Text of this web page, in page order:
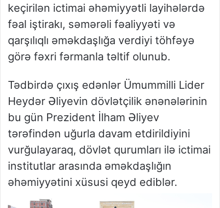
keçirilən ictimai əhəmiyyətli layihələrdə
fəal iştirakı, səmərəli fəaliyyəti və
qarşılıqlı əməkdaşlığa verdiyi töhfəyə
görə fəxri fərmanla təltif olunub.
Tədbirdə çıxış edənlər Ümummilli Lider
Heydər Əliyevin dövlətçilik ənənələrinin
bu gün Prezident İlham Əliyev
tərəfindən uğurla davam etdirildiyini
vurğulayaraq, dövlət qurumları ilə ictimai
institutlar arasında əməkdaşlığın
əhəmiyyətini xüsusi qeyd ediblər.